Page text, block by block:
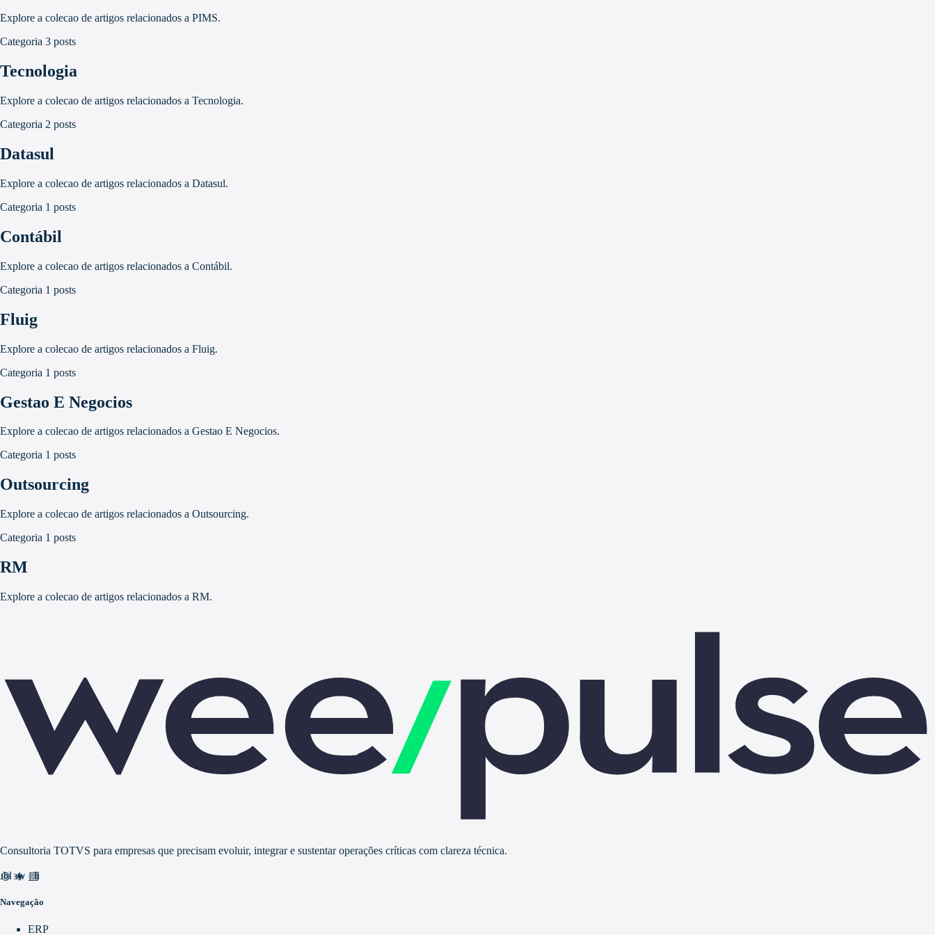
Explore a colecao de artigos relacionados a PIMS.
Categoria 3 posts
Tecnologia
Explore a colecao de artigos relacionados a Tecnologia.
Categoria 2 posts
Datasul
Explore a colecao de artigos relacionados a Datasul.
Categoria 1 posts
Contábil
Explore a colecao de artigos relacionados a Contábil.
Categoria 1 posts
Fluig
Explore a colecao de artigos relacionados a Fluig.
Categoria 1 posts
Gestao E Negocios
Explore a colecao de artigos relacionados a Gestao E Negocios.
Categoria 1 posts
Outsourcing
Explore a colecao de artigos relacionados a Outsourcing.
Categoria 1 posts
RM
Explore a colecao de artigos relacionados a RM.
Consultoria TOTVS para empresas que precisam evoluir, integrar e sustentar operações críticas com clareza técnica.
video_library
Navegação
ERP